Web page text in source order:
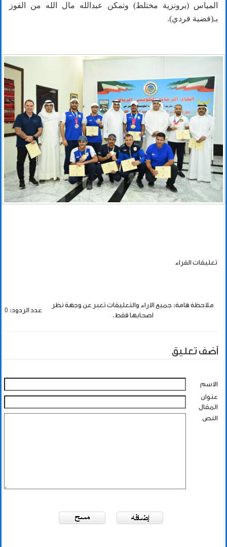
المياس (برونزية مختلط) وتمكن عبدالله مال الله من الفوز
بـ(فضية فردي).
تعليقات القراء
ملاحظة هامة: جميع الاراء والتعليقات تعبر عن وجهة نظر
اصحابها فقط.
عدد الردود: 0
أضف تعليق
الاسم
عنوان
المقال
النص